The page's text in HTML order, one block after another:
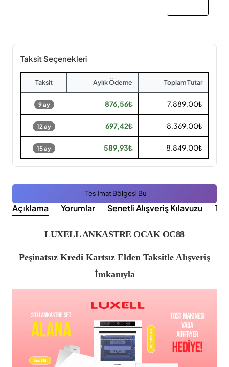
Taksit Seçenekleri
Taksit Aylık Ödeme Toplam Tutar
9 ay 876,56₺ 7.889,00₺
12 ay 697,42₺ 8.369,00₺
15 ay 589,93₺ 8.849,00₺
Teslimat Bölgesi Bul
Açıklama Yorumlar Senetli Alışveriş Kılavuzu
LUXELL ANKASTRE OCAK OC88
Peşinatsız Kredi Kartsız Elden Taksitle Alışveriş
İmkanıyla